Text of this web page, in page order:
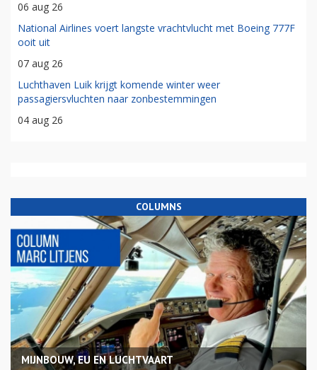
06 aug 26
National Airlines voert langste vrachtvlucht met Boeing 777F
ooit uit
07 aug 26
Luchthaven Luik krijgt komende winter weer
passagiersvluchten naar zonbestemmingen
04 aug 26
COLUMNS
MIJNBOUW, EU EN LUCHTVAART